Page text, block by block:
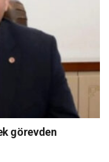
görevden